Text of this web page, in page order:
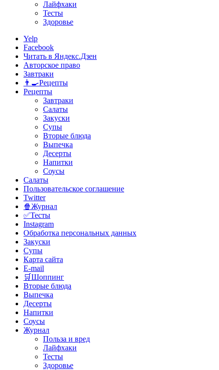
Лайфхаки
Тесты
Здоровье
Yelp
Facebook
Читать в Яндекс.Дзен
Авторское право
Завтраки
👨‍🍳Рецепты
Рецепты
Завтраки
Салаты
Закуски
Супы
Вторые блюда
Выпечка
Десерты
Напитки
Соусы
Салаты
Пользовательское соглашение
Twitter
🍿Журнал
✅Тесты
Instagram
Обработка персональных данных
Закуски
Супы
Карта сайта
E-mail
🛒Шоппинг
Вторые блюда
Выпечка
Десерты
Напитки
Соусы
Журнал
Польза и вред
Лайфхаки
Тесты
Здоровье